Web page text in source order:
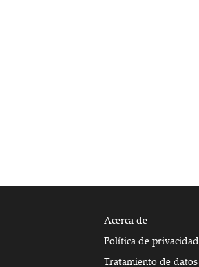
Acerca de
Política de privacidad
Tratamiento de datos